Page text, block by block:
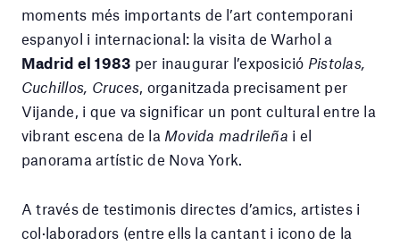
moments més importants de l’art contemporani
espanyol i internacional: la visita de Warhol a
Madrid el 1983 per inaugurar l’exposició Pistolas,
Cuchillos, Cruces , organitzada precisament per
Vijande, i que va significar un pont cultural entre la
vibrant escena de la Movida madrileña i el
panorama artístic de Nova York.
A través de testimonis directes d’amics, artistes i
col·laboradors (entre ells la cantant i icono de la